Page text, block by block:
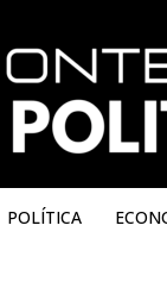
POLÍTICA